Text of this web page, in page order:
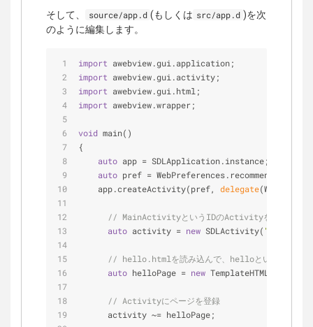
そして、 source/app.d (もしくは src/app.d )を次
のように編集します。
import awebview.gui.application;
import awebview.gui.activity;
import awebview.gui.html;
import awebview.wrapper;
void main()
{
auto app = SDLApplication.instance;
auto pref = WebPreferences.recommended;
    app.createActivity(pref,
delegate
// MainActivityというIDのActivityを作成
auto activity = new SDLActivity(
// hello.htmlを読み込んで、helloというIDのペー
auto helloPage = new TemplateHTMLPage!(
// Activityにページを登録
      activity ~= helloPage;